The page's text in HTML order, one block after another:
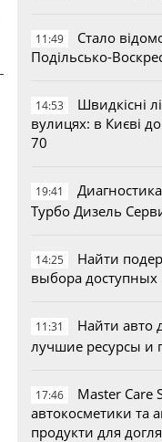
11:49
Стало
Подільсько-
14:53
Швидкісні
вулицях: в Києві
70
19:41
Турбо Дизель
14:25
Найти
выбора доступных
11:31
Найти авто
лучшие ресурсы
17:46
Master Care
автокосметики та
продукти для